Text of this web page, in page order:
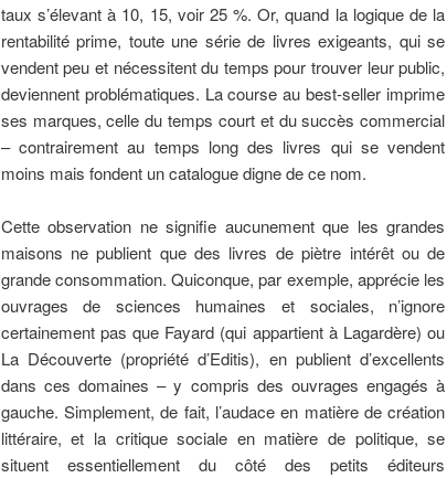
taux s’élevant à 10, 15, voir 25 %. Or, quand la logique de la
rentabilité prime, toute une série de livres exigeants, qui se
vendent peu et nécessitent du temps pour trouver leur public,
deviennent problématiques. La course au best-seller imprime
ses marques, celle du temps court et du succès commercial
– contrairement au temps long des livres qui se vendent
moins mais fondent un catalogue digne de ce nom.
Cette observation ne signifie aucunement que les grandes
maisons ne publient que des livres de piètre intérêt ou de
grande consommation. Quiconque, par exemple, apprécie les
ouvrages de sciences humaines et sociales, n’ignore
certainement pas que Fayard (qui appartient à Lagardère) ou
La Découverte (propriété d’Editis), en publient d’excellents
dans ces domaines – y compris des ouvrages engagés à
gauche. Simplement, de fait, l’audace en matière de création
littéraire, et la critique sociale en matière de politique, se
situent essentiellement du côté des petits éditeurs